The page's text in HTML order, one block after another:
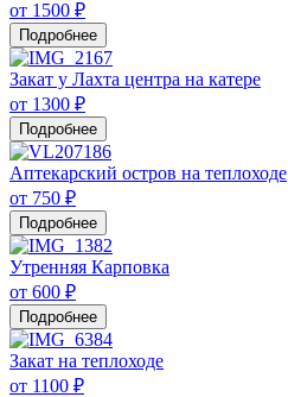
от 1500 ₽
Подробнее
Закат у Лахта центра на катере
от 1300 ₽
Подробнее
Аптекарский остров на теплоходе
от 750 ₽
Подробнее
Утренняя Карповка
от 600 ₽
Подробнее
Закат на теплоходе
от 1100 ₽